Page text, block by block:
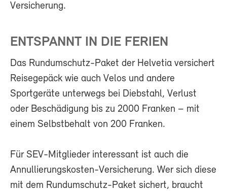
Versicherung.
ENTSPANNT IN DIE FERIEN
Das Rundumschutz-Paket der Helvetia versichert
Reisegepäck wie auch Velos und andere
Sportgeräte unterwegs bei Diebstahl, Verlust
oder Beschädigung bis zu 2000 Franken – mit
einem Selbstbehalt von 200 Franken.
Für SEV-Mitglieder interessant ist auch die
Annullierungskosten-Versicherung. Wer sich diese
mit dem Rundumschutz-Paket sichert, braucht